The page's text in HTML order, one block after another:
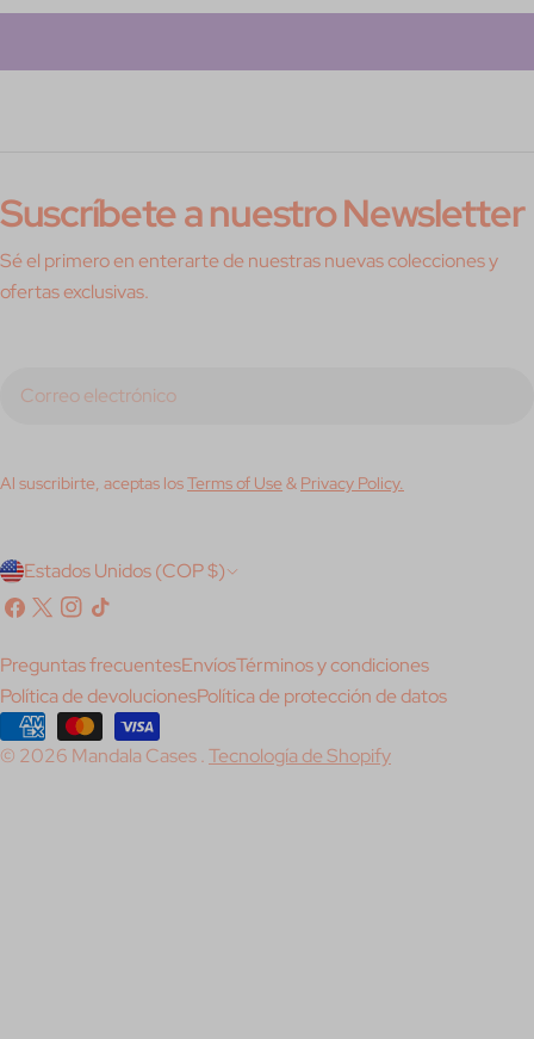
Suscríbete a nuestro Newsletter
Sé el primero en enterarte de nuestras nuevas colecciones y
ofertas exclusivas.
Al suscribirte, aceptas losTerms of Use & Privacy Policy.
P
a
í
s
/
r
Estados Unidos (COP $)
Facebook
X
Instagram
Tik
© 2026 Mandala Cases.Tecnología de Shopify
Preguntas frecuentesEnvíosTérminos y condiciones
Política de devolucionesPolítica de protección de datos
Métodos
de